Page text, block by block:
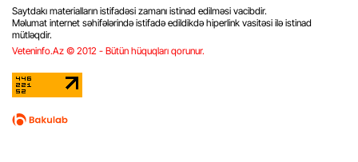
Saytdakı materialların istifadəsi zamanı istinad edilməsi vacibdir.
Məlumat internet səhifələrində istifadə edildikdə hiperlink vasitəsi ilə istinad
mütləqdir.
Veteninfo.Az © 2012 - Bütün hüquqları qorunur.